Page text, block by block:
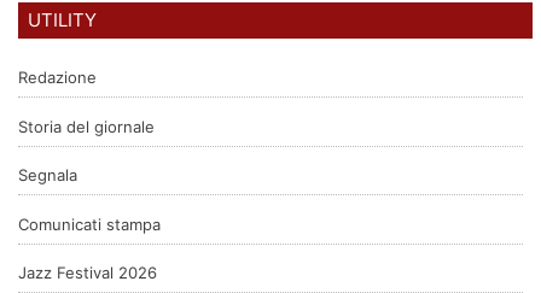
UTILITY
Redazione
Storia del giornale
Segnala
Comunicati stampa
Jazz Festival 2026